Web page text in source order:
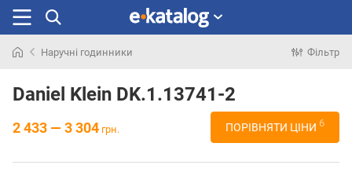
раніше
Наручні годинники Фільтр
Daniel Klein DK.1.13741-2
2 433 — 3 304 грн. ПОРІВНЯТИ ЦІНИ 6